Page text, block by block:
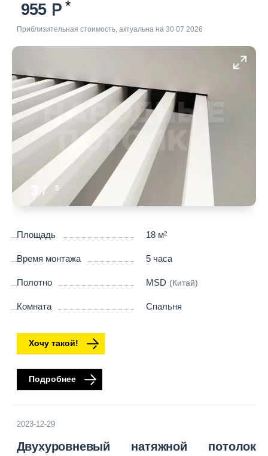
955
Приблизительная стоимость, актуальна на 30 07 2026
/ 5
Площадь 18 м2
Время монтажа 5 часа
Полотно MSD (Китай)
Комната Спальня
Хочу такой!
Подробнее
2023-12-29
Двухуровневый натяжной потолок